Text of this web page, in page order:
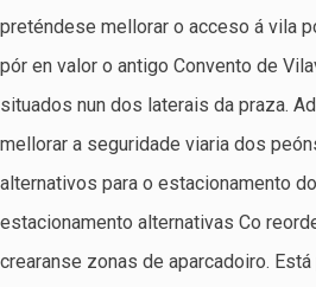
preténdese mellorar o acceso á vila
pór en valor o antigo Convento de
situados nun dos laterais da praza.
mellorar a seguridade viaria dos
alternativos para o estacionamento
estacionamento alternativas Co
crearanse zonas de aparcadoiro.